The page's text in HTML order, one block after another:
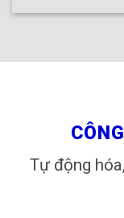
Tự động